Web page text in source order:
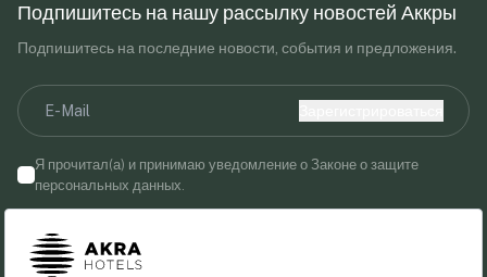
Подпишитесь на нашу рассылку новостей Аккры
Подпишитесь на последние новости, события и предложения.
Я прочитал(а) и принимаю уведомление о Законе о защите
персональных данных.
получать маркетинговые сообщения от Akra Hotels.